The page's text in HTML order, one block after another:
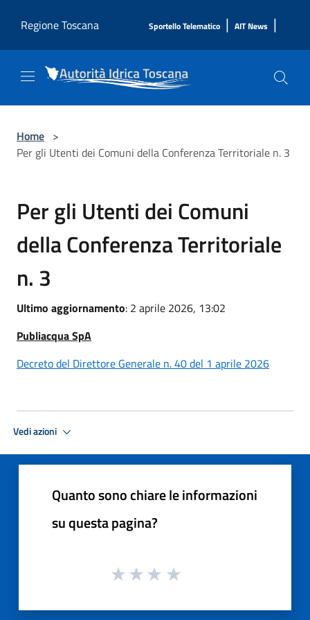
Regione Toscana
Sportello Telematico | AIT News |
Home >
Per gli Utenti dei Comuni della Conferenza Territoriale n. 3
Per gli Utenti dei Comuni
della Conferenza Territoriale
n. 3
Ultimo aggiornamento: 2 aprile 2026, 13:02
Publiacqua SpA
Decreto del Direttore Generale n. 40 del 1 aprile 2026
Vedi azioni
Quanto sono chiare le informazioni
su questa pagina?